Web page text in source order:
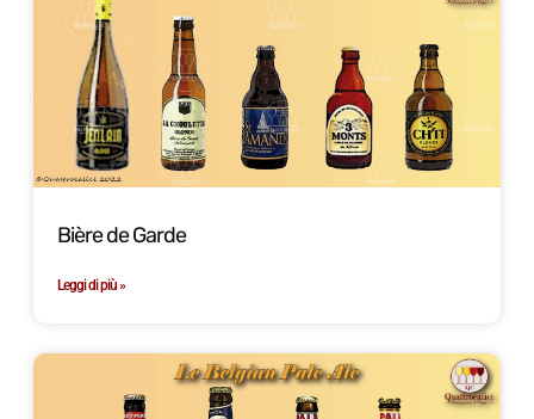
Bière de Garde
Leggi di più »